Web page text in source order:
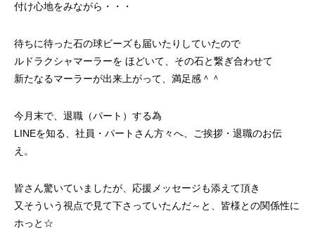
付け心地をみながら・・・
待ちに待った石の球ビーズも届いたりしていたので
ルドラクシャマーラーを ほどいて、その石と繋ぎ合わせて
新たなるマーラーが出来上がって、満足感＾＾
今月末で、退職（パート）する為
LINEを知る、社員・パートさん方々へ、ご挨拶・退職のお伝
え。
皆さん驚いていましたが、応援メッセージも添えて頂き
又そういう視点で見て下さっていたんだ～と、皆様との関係性に
ホっと☆